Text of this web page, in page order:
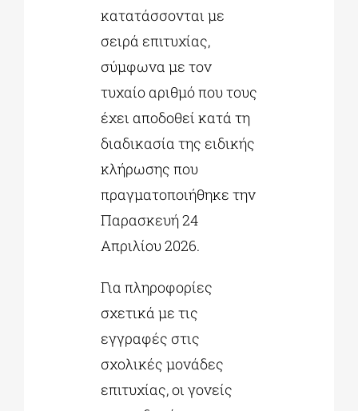
κατατάσσονται με
σειρά επιτυχίας,
σύμφωνα με τον
τυχαίο αριθμό που τους
έχει αποδοθεί κατά τη
διαδικασία της ειδικής
κλήρωσης που
πραγματοποιήθηκε την
Παρασκευή 24
Απριλίου 2026.
Για πληροφορίες
σχετικά με τις
εγγραφές στις
σχολικές μονάδες
επιτυχίας, οι γονείς